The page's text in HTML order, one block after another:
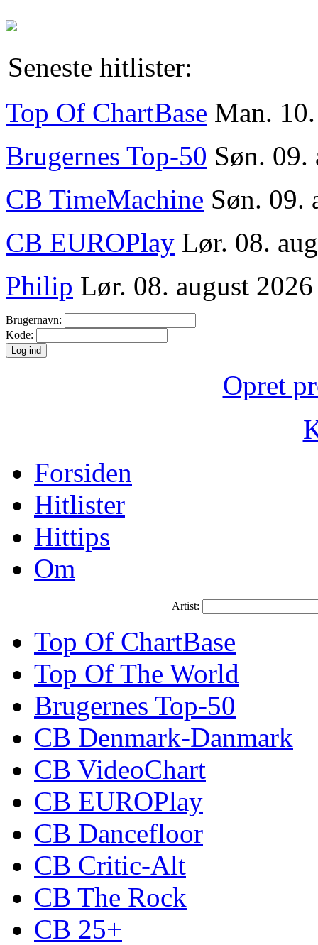
Seneste hitlister:
Top Of ChartBase Man.
Brugernes Top-50 Søn. 09.
CB TimeMachine Søn. 09.
CB EUROPlay Lør. 08.
Philip Lør. 08. august
Brugernavn:
Kode:
Opret
Forsiden
Hitlister
Hittips
Om
Artist:
Top Of ChartBase
Top Of The World
Brugernes Top-50
CB Denmark-Danmark
CB VideoChart
CB EUROPlay
CB Dancefloor
CB Critic-Alt
CB The Rock
CB 25+